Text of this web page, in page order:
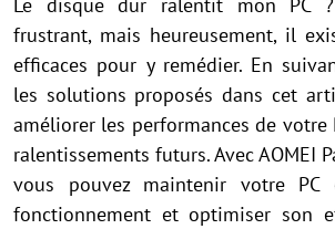
frustrant, mais heureusement, il
efficaces pour y remédier. En
les solutions proposés dans cet
améliorer les performances de votre
ralentissements futurs. Avec AOMEI
vous pouvez maintenir votre
fonctionnement et optimiser son